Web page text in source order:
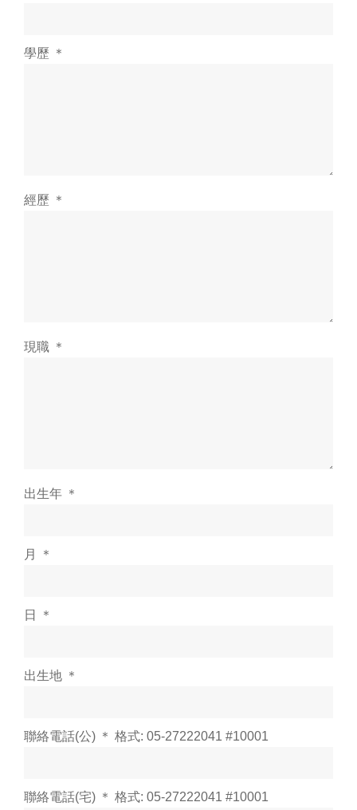
學歷 ＊
經歷 ＊
現職 ＊
出生年 ＊
月 ＊
日 ＊
出生地 ＊
聯絡電話(公) ＊ 格式: 05-27222041 #10001
聯絡電話(宅) ＊ 格式: 05-27222041 #10001